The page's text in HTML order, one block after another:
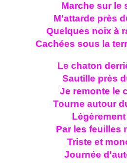
Marche sur le
M'attarde près
Quelques noix à
Cachées sous la
Le chaton
Sautille près
Je remonte le
Tourne autour
Par les feuilles
Triste et
Journée